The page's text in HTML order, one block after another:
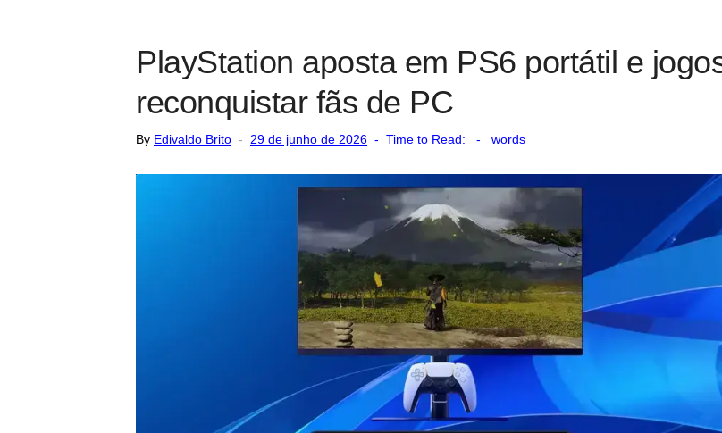
PlayStation aposta em PS6 portátil e
reconquistar fãs de PC
By Edivaldo Brito
Posted
29 de junho de 2026 Time to Read: - words